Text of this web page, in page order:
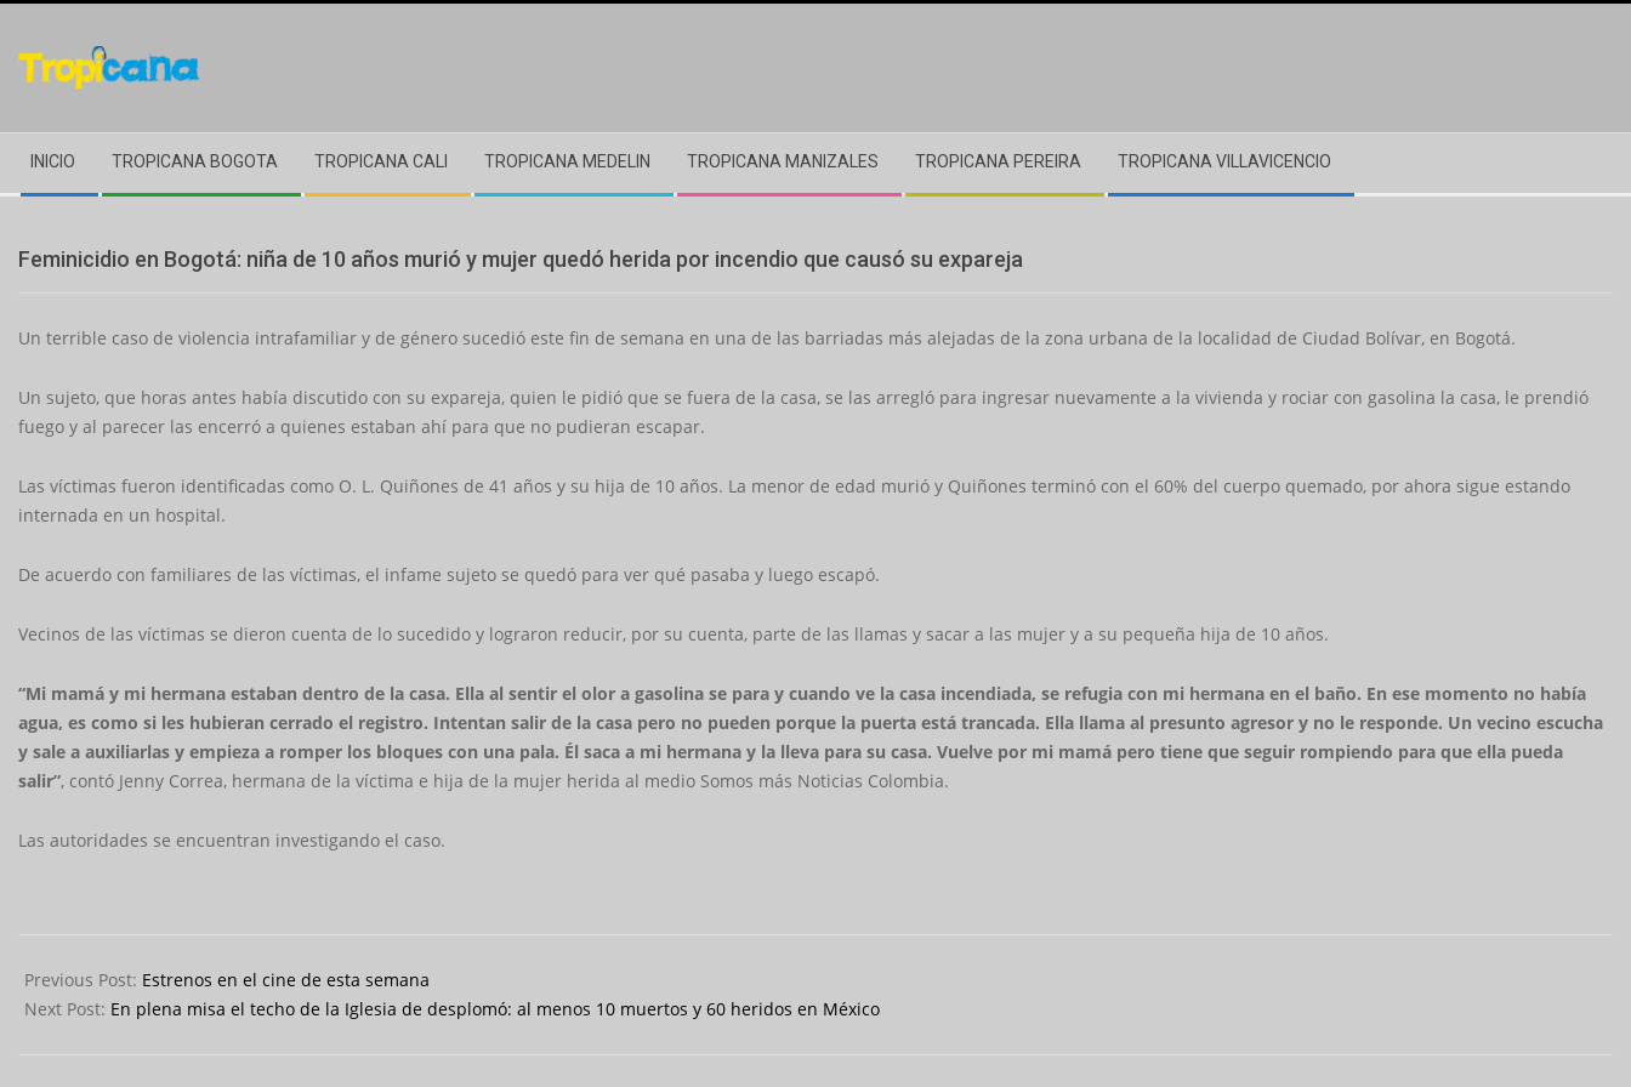
content
Navigation
Menu
INICIO TROPICANA BOGOTA TROPICANA CALI TROPICANA MEDELIN TROPICANA MANIZALES TROPICANA PEREIRA TROPICANA VILLAVICENCIO
Feminicidio en Bogotá: niña de 10 años murió y mujer quedó herida por incendio que causó su expareja
Un terrible caso de violencia intrafamiliar y de género sucedió este fin de semana en una de las barriadas más alejadas de la zona urbana de la localidad de Ciudad Bolívar, en Bogotá.
Un sujeto, que horas antes había discutido con su expareja, quien le pidió que se fuera de la casa, se las arregló para ingresar nuevamente a la vivienda y rociar con gasolina la casa, le prendió
fuego y al parecer las encerró a quienes estaban ahí para que no pudieran escapar.
Las víctimas fueron identificadas como O. L. Quiñones de 41 años y su hija de 10 años. La menor de edad murió y Quiñones terminó con el 60% del cuerpo quemado, por ahora sigue estando
internada en un hospital.
De acuerdo con familiares de las víctimas, el infame sujeto se quedó para ver qué pasaba y luego escapó.
Vecinos de las víctimas se dieron cuenta de lo sucedido y lograron reducir, por su cuenta, parte de las llamas y sacar a las mujer y a su pequeña hija de 10 años.
“Mi mamá y mi hermana estaban dentro de la casa. Ella al sentir el olor a gasolina se para y cuando ve la casa incendiada, se refugia con mi hermana en el baño. En ese momento no había
agua, es como si les hubieran cerrado el registro. Intentan salir de la casa pero no pueden porque la puerta está trancada. Ella llama al presunto agresor y no le responde. Un vecino escucha
y sale a auxiliarlas y empieza a romper los bloques con una pala. Él saca a mi hermana y la lleva para su casa. Vuelve por mi mamá pero tiene que seguir rompiendo para que ella pueda
salir”, contó Jenny Correa, hermana de la víctima e hija de la mujer herida al medio Somos más Noticias Colombia.
Las autoridades se encuentran investigando el caso.
10-
04
Previous Post: Estrenos en el cine de esta semana
Next Post: En plena misa el techo de la Iglesia de desplomó: al menos 10 muertos y 60 heridos en México